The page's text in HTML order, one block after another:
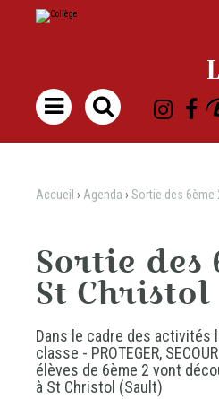
au
contenu.
personnels

Accueil › Agenda › Sortie des 6ème
Sortie des
St Christol
Dans le cadre des activités
classe - PROTEGER,
élèves de 6ème 2 vont
à St Christol (Sault)